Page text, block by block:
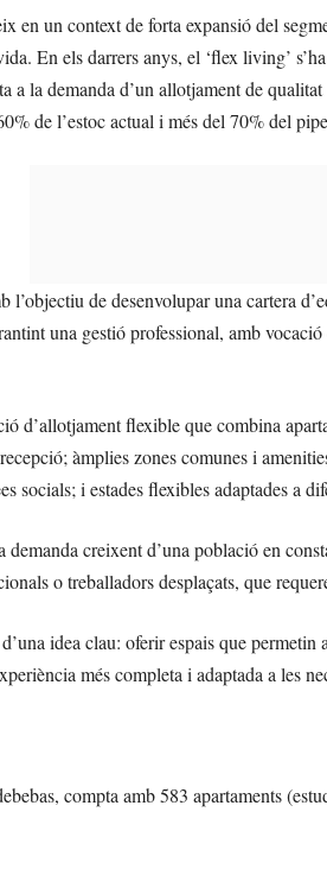
en un context de forta expansió del
En els darrers anys, el ‘flex living’
a la demanda d’un allotjament de
de l’estoc actual i més del 70% del
de desenvolupar una cartera
una gestió professional, amb
d’allotjament flexible que combina
àmplies zones comunes i
socials; i estades flexibles adaptades a
creixent d’una població en
o treballadors desplaçats, que
idea clau: oferir espais que
més completa i adaptada a les
compta amb 583 apartaments